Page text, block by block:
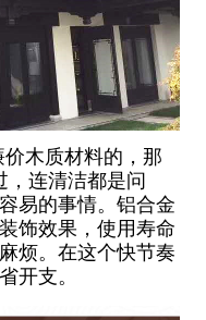
木质材料的，那
，连清洁都是问
易的事情。铝合金
饰效果，使用寿命
烦。在这个快节奏
开支。